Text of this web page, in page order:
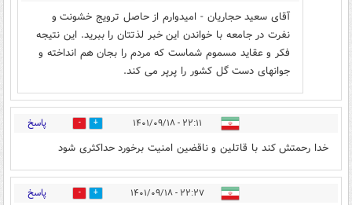
آقای سعید حجاریان - امیدوارم از حاصل ترویج خشونت و
نفرت در جامعه با خواندن این خبر لذتتان را ببرید. این نتیجه
فکر و عقاید مسموم شماست که مردم را بجان هم انداخته و
جوانهای دست گل کشور را پرپر می کند.
۲۲:۱۱ - ۱۴۰۱/۰۹/۱۸ 23 پاسخ
خدا رحمتش کند با قاتلین و ناقضین امنیت برخورد حداکثری شود
۲۲:۲۷ - ۱۴۰۱/۰۹/۱۸ 37 پاسخ